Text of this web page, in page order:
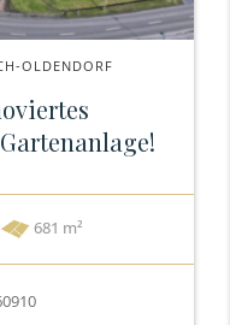
OLDENDORF
681 m²